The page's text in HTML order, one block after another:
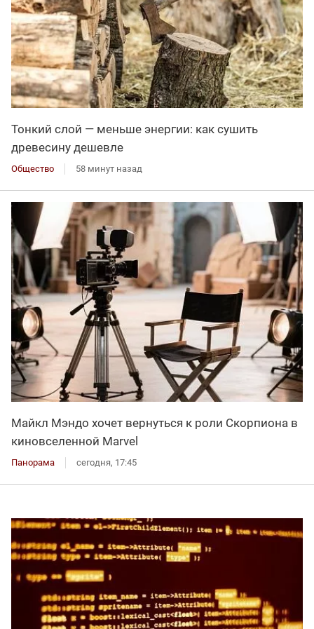
Тонкий слой — меньше энергии: как сушить
древесину дешевле
Общество 58 минут назад
Майкл Мэндо хочет вернуться к роли Скорпиона в
киновселенной Marvel
Панорама сегодня, 17:45